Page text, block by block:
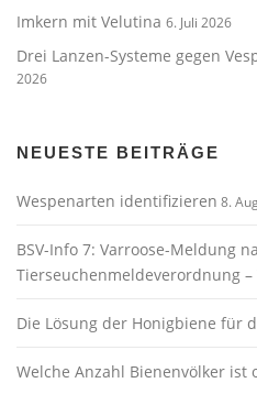
Imkern mit Velutina 6. Juli 2026
Drei Lanzen-Systeme gegen
2026
NEUESTE BEITRÄGE
Wespenarten identifizieren 8.
BSV-Info 7: Varroose-Meldung
Tierseuchenmeldeverordnung –
Die Lösung der Honigbiene für
Welche Anzahl Bienenvölker ist